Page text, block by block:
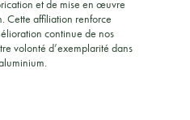
et de mise en œuvre
Cette affiliation renforce
continue de nos
volonté d’exemplarité dans